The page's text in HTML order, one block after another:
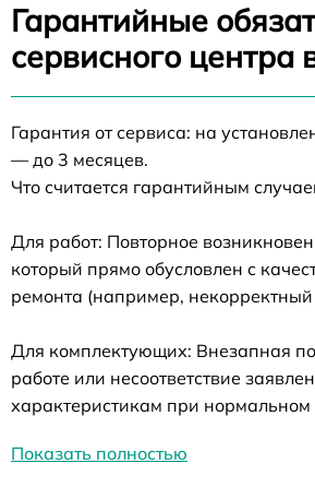
Гарантийные
сервисного центра
Гарантия от сервиса: на
— до 3 месяцев.
Что считается гарантийным
Для работ: Повторное
который прямо обусловлен с
ремонта (например,
Для комплектующих: Внезапная
работе или несоответствие
характеристикам при нормальном
Показать полностью